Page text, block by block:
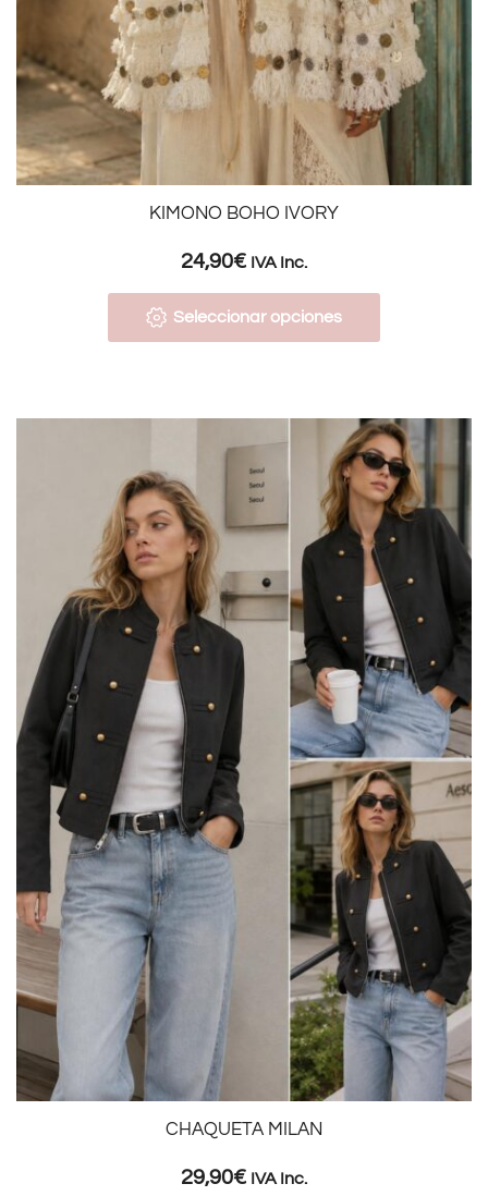
KIMONO BOHO IVORY
24,90€ IVA Inc.
Seleccionar opciones
CHAQUETA MILAN
29,90€ IVA Inc.